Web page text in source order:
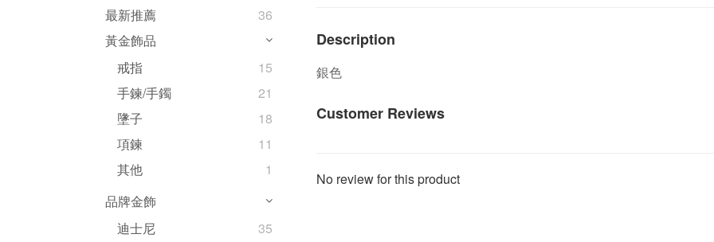
最新推薦
36
黃金飾品
戒指
15
手鍊/手鐲
21
墬子
18
項鍊
11
其他
1
品牌金飾
迪士尼
35
Description
銀色
Customer Reviews
No review for this product